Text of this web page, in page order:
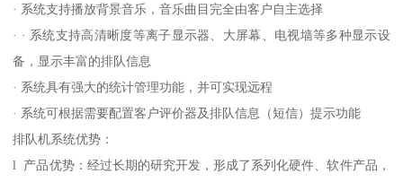
· 系统支持播放背景音乐，音乐曲目完全由客户自主选择
· · 系统支持高清晰度等离子显示器、大屏幕、电视墙等多种显示设
备，显示丰富的排队信息
· 系统具有强大的统计管理功能，并可实现远程
· 系统可根据需要配置客户评价器及排队信息（短信）提示功能
排队机系统优势：
l 产品优势：经过长期的研究开发，形成了系列化硬件、软件产品，